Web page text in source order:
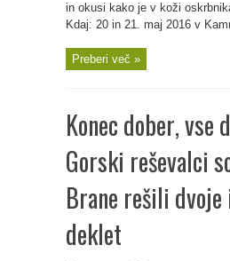
in okusi kako je v koži
Kdaj: 20 in 21. maj 2016 v
Preberi več »
Konec dober, vse
Gorski reševalci
Brane rešili
deklet